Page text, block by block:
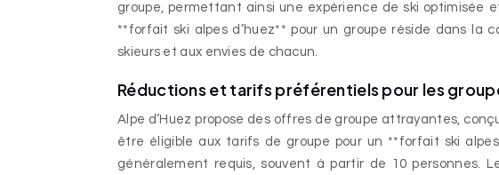
groupe, permettant ainsi une expérience de ski optimisée
**forfait ski alpes d’huez** pour un groupe réside dans la
skieurs et aux envies de chacun.
Réductions et tarifs préférentiels pour les
Alpe d’Huez propose des offres de groupe attrayantes,
être éligible aux tarifs de groupe pour un **forfait ski
généralement requis, souvent à partir de 10 personnes.